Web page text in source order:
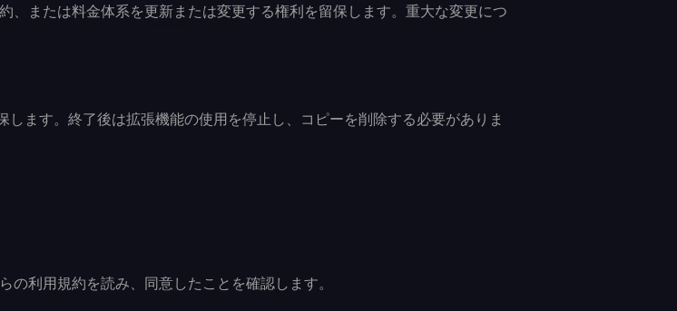
、または料金体系を更新または変更する権利を留保します。重大な変更につ
ます。終了後は拡張機能の使用を停止し、コピーを削除する必要がありま
の利用規約を読み、同意したことを確認します。